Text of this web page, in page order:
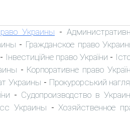
Украины -
- Гражданское право
- Інвестиційне право України -
- Корпоративне право
Украины - Прокурорський
- Судопроизводство в
Украины - Хозяйственное